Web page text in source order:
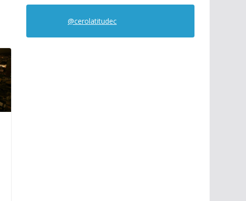
@cerolatitudec